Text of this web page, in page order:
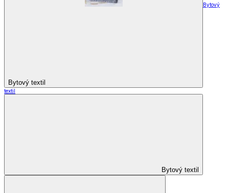
Bytový textil
Bytový
textil
Bytový textil